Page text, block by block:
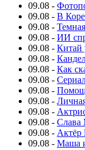
09.08 -
09.08 - В
09.08 -
09.08 - ИИ
09.08 - Китай
09.08 -
09.08 - Как
09.08 -
09.08 -
09.08 -
09.08 -
09.08 - Слава
09.08 - Актёр
09.08 - Маша